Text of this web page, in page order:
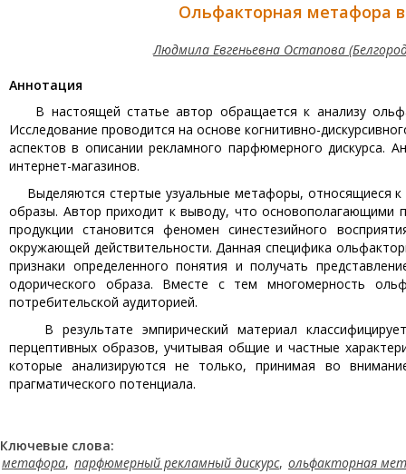
Ольфакторная метафора
Людмила Евгеньевна Остапова
Aннотация
В настоящей статье автор обращается к анализу
Исследование проводится на основе когнитивно-
аспектов в описании рекламного парфюмерного дискурса.
интернет-магазинов.
Выделяются стертые узуальные метафоры, относящиеся
образы. Автор приходит к выводу, что
продукции становится феномен синестезийного
окружающей действительности. Данная специфика
признаки определенного понятия и получать
одорического образа. Вместе с тем многомерность
потребительской аудиторией.
В результате эмпирический материал
перцептивных образов, учитывая общие и частные
которые анализируются не только, принимая во
прагматического потенциала.
Ключевые слова:
метафора, парфюмерный рекламный дискурс, ольфакторная